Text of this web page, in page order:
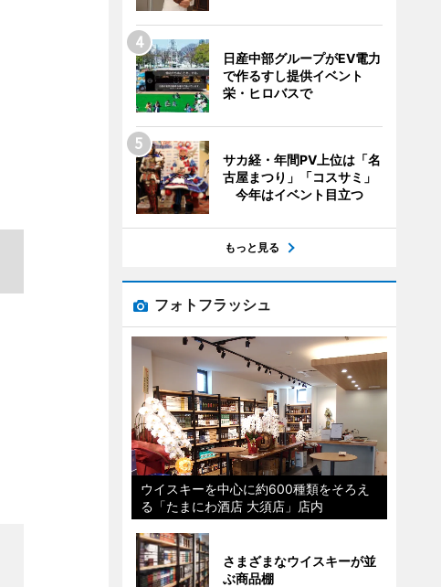
日産中部グループがEV電力
で作るすし提供イベント
栄・ヒロバスで
サカ経・年間PV上位は「名
古屋まつり」「コスサミ」
今年はイベント目立つ
もっと見る
フォトフラッシュ
ウイスキーを中心に約600種類をそろえ
る「たまにわ酒店 大須店」店内
さまざまなウイスキーが並
ぶ商品棚